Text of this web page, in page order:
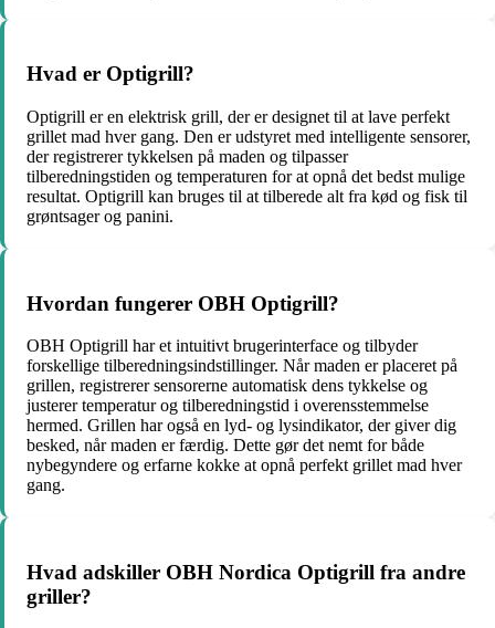
Hvad er Optigrill?
Optigrill er en elektrisk grill, der er designet til at lave perfekt
grillet mad hver gang. Den er udstyret med intelligente sensorer,
der registrerer tykkelsen på maden og tilpasser
tilberedningstiden og temperaturen for at opnå det bedst mulige
resultat. Optigrill kan bruges til at tilberede alt fra kød og fisk til
grøntsager og panini.
Hvordan fungerer OBH Optigrill?
OBH Optigrill har et intuitivt brugerinterface og tilbyder
forskellige tilberedningsindstillinger. Når maden er placeret på
grillen, registrerer sensorerne automatisk dens tykkelse og
justerer temperatur og tilberedningstid i overensstemmelse
hermed. Grillen har også en lyd- og lysindikator, der giver dig
besked, når maden er færdig. Dette gør det nemt for både
nybegyndere og erfarne kokke at opnå perfekt grillet mad hver
gang.
Hvad adskiller OBH Nordica Optigrill fra andre
griller?